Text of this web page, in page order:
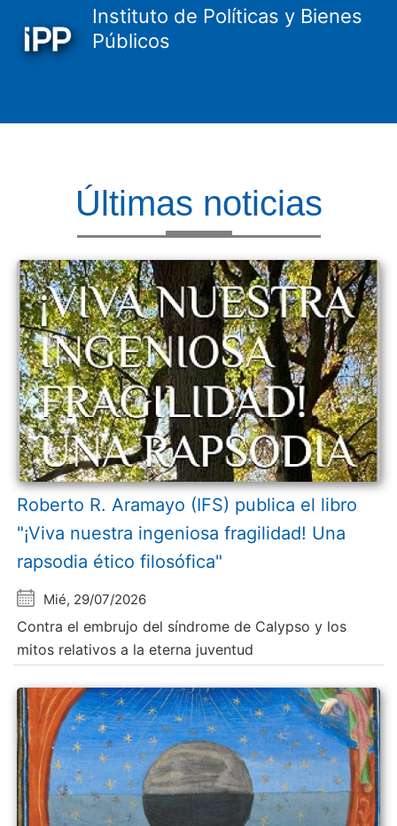
Instituto de Políticas y Bienes
Públicos
Últimas noticias
Roberto R. Aramayo (IFS) publica el libro
"¡Viva nuestra ingeniosa fragilidad! Una
rapsodia ético filosófica"
Mié, 29/07/2026
Contra el embrujo del síndrome de Calypso y los
mitos relativos a la eterna juventud